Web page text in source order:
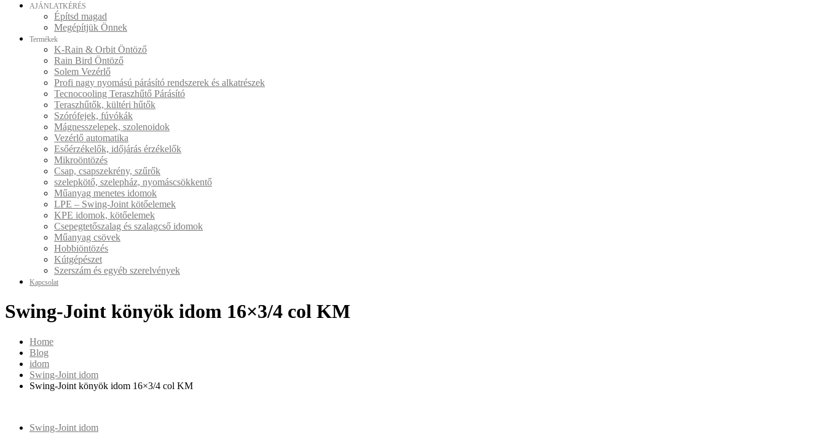
AJÁNLATKÉRÉS
Építsd magad
Megépítjük Önnek
Termékek
K-Rain & Orbit Öntöző
Rain Bird Öntöző
Solem Vezérlő
Profi nagy nyomású párásító rendszerek és alkatrészek
Tecnocooling Teraszhűtő Párásító
Teraszhűtők, kültéri hűtők
Szórófejek, fúvókák
Mágnesszelepek, szolenoidok
Vezérlő automatika
Esőérzékelők, időjárás érzékelők
Mikroöntözés
Csap, csapszekrény, szűrők
szelepkötő, szelepház, nyomáscsökkentő
Műanyag menetes idomok
LPE – Swing-Joint kötőelemek
KPE idomok, kötőelemek
Csepegtetőszalag és szalagcső idomok
Műanyag csövek
Hobbiöntözés
Kútgépészet
Szerszám és egyéb szerelvények
Kapcsolat
Swing-Joint könyök idom 16×3/4 col KM
Home
Blog
idom
Swing-Joint idom
Swing-Joint könyök idom 16×3/4 col KM
Swing-Joint idom